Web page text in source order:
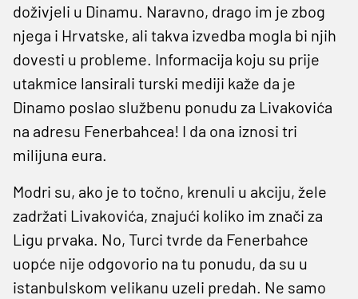
doživjeli u Dinamu. Naravno, drago im je zbog
njega i Hrvatske, ali takva izvedba mogla bi njih
dovesti u probleme. Informacija koju su prije
utakmice lansirali turski mediji kaže da je
Dinamo poslao službenu ponudu za Livakovića
na adresu Fenerbahcea! I da ona iznosi tri
milijuna eura.
Modri su, ako je to točno, krenuli u akciju, žele
zadržati Livakovića, znajući koliko im znači za
Ligu prvaka. No, Turci tvrde da Fenerbahce
uopće nije odgovorio na tu ponudu, da su u
istanbulskom velikanu uzeli predah. Ne samo